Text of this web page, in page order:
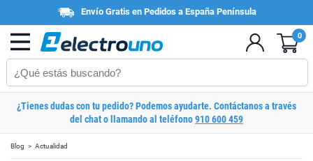
Envío Gratis en Pedidos a España Península
0
¿Tienes dudas con tu pedido? Podemos ayudarte. Contáctanos a través
del chat o llamando al teléfono910 600 459
Blog Actualidad